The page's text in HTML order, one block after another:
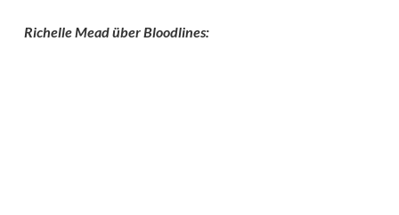
Richelle Mead über Bloodlines: